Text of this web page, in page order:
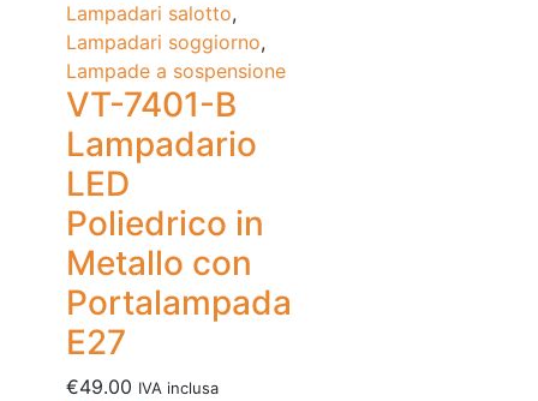
Lampadari salotto,
Lampadari soggiorno,
Lampade a sospensione
VT-7401-B
Lampadario
LED
Poliedrico in
Metallo con
Portalampada
E27
€49.00 IVA inclusa